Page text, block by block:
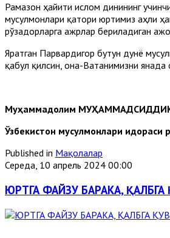
Рамазон ҳайити ислом динининг
мусулмонлари қатори юртимиз аҳли
рўзадорларга ажрлар бериладиган
Яратган Парвардигор бутун дунё
қабул қилсин, она-Ватанимизни
Муҳаммадолим
Ўзбекистон мусулмонлари идораси
Published in Мақолалар
Середа, 10 апрель 2024 00:00
ЮРТГА ФАЙЗУ БАРАКА,